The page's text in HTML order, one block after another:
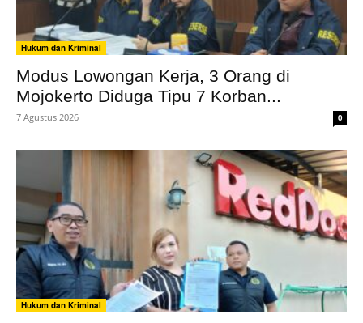
Hukum dan Kriminal
Modus Lowongan Kerja, 3 Orang di
Mojokerto Diduga Tipu 7 Korban...
7 Agustus 2026 0
Hukum dan Kriminal